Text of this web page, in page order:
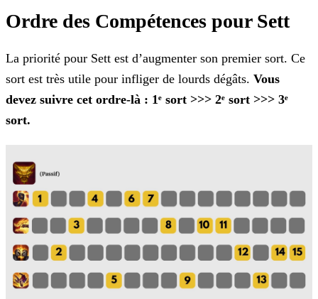
Ordre des Compétences pour Sett
La priorité pour Sett est d’augmenter son premier sort. Ce
sort est très utile pour infliger de lourds dégâts. Vous
devez suivre cet ordre-là : 1ᵉ sort >>> 2ᵉ sort >>> 3ᵉ
sort.